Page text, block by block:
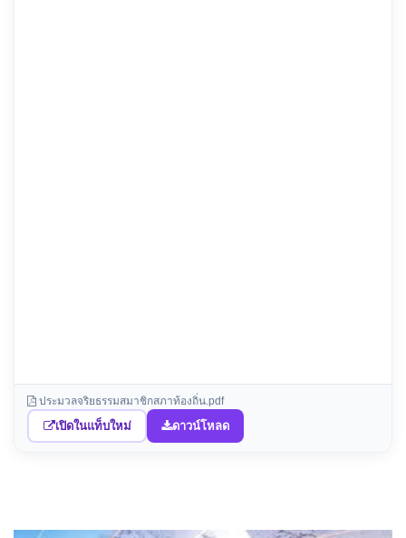
ประมวลจริยธรรมสมาชิกสภาท้องถิ่น.pdf
เปิดในแท็บใหม่ ดาวน์โหลด